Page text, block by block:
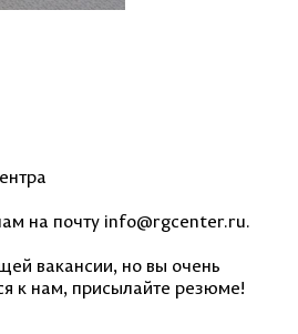
на почту info@rgcenter.ru.
вакансии, но вы очень
к нам, присылайте резюме!